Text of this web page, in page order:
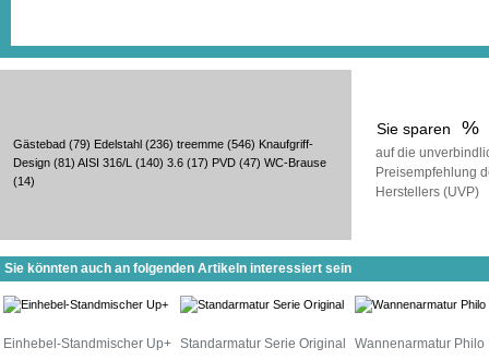
Sie sparen %
auf die
Preisempfehlung
Herstellers (UVP)
Gästebad (79) Edelstahl (236) treemme (546) Knaufgriff-
Design (81) AISI 316/L (140) 3.6 (17) PVD (47) WC-Brause
(14)
Sie könnten auch an folgenden Artikeln interessiert sein
Einhebel-Standmischer Up+ Standarmatur Serie Original Wannenarmatur Philo